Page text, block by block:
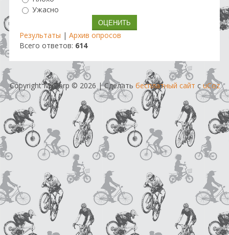
Ужасно
Результаты | Архив опросов
Всего ответов: 614
Copyright MyCorp © 2026 |Сделать бесплатный сайт с uCoz